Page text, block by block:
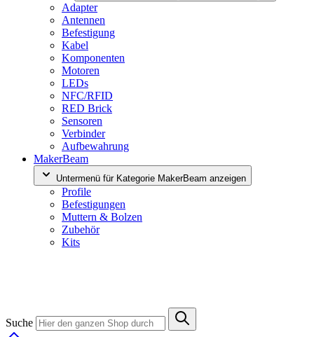
Adapter
Antennen
Befestigung
Kabel
Komponenten
Motoren
LEDs
NFC/RFID
RED Brick
Sensoren
Verbinder
Aufbewahrung
MakerBeam
Untermenü für Kategorie MakerBeam anzeigen
Profile
Befestigungen
Muttern & Bolzen
Zubehör
Kits
Suche